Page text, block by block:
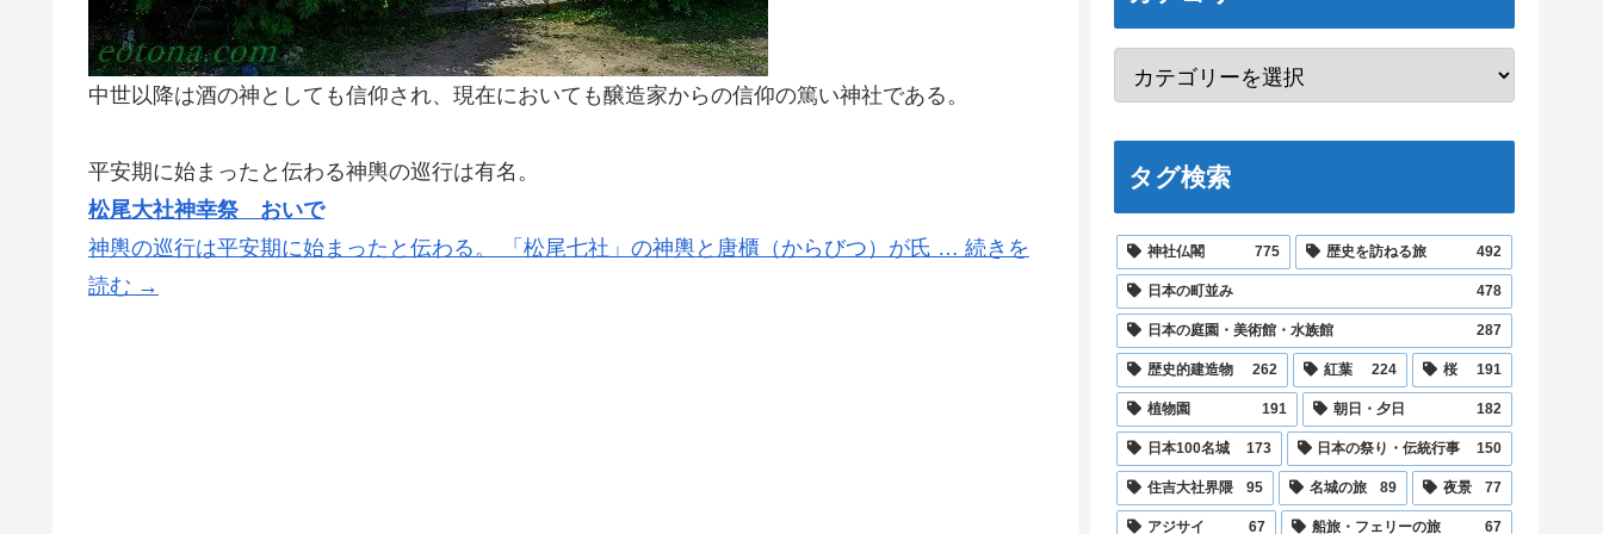
中世以降は酒の神としても信仰され、現在においても醸造家からの信仰の篤い神社である。
平安期に始まったと伝わる神輿の巡行は有名。
松尾大社神幸祭 おいで
神輿の巡行は平安期に始まったと伝わる。 「松尾七社」の神輿と唐櫃（からびつ）が氏 … 続きを
読む →
タグ検索
神社仏閣 775 歴史を訪ねる旅 492
日本の町並み 478
日本の庭園・美術館・水族館 287
歴史的建造物 262 紅葉 224 桜 191
植物園 191 朝日・夕日 182
日本100名城 173 日本の祭り・伝統行事 150
住吉大社界隈 95 名城の旅 89 夜景 77
アジサイ 67 船旅・フェリーの旅 67